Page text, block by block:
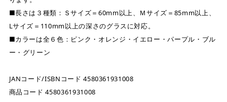
■長さは３種類：Ｓサイズ＝60mm以上、Ｍサイズ＝85mm以上、
Lサイズ＝110mm以上の深さのグラスに対応。
■カラーは全６色：ピンク・オレンジ・イエロー・パープル・ブル
ー・グリーン
JANコード/ISBNコード 4580361931008
商品コード 4580361931008